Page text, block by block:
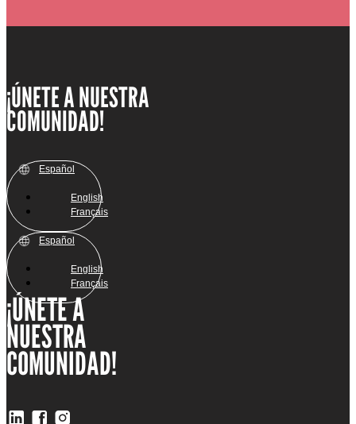
¡ÚNETE A NUESTRA
COMUNIDAD!
Español
English
Français
Español
English
Français
¡ÚNETE A
NUESTRA
COMUNIDAD!